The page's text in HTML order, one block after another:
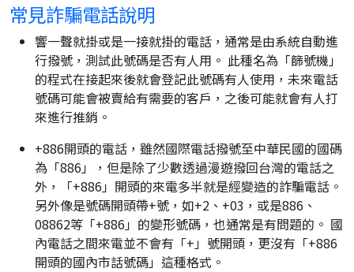
常見詐騙電話說明
響一聲就掛或是一接就掛的電話，通常是由系統自動進
行撥號，測試此號碼是否有人用。 此種名為「篩號機」
的程式在接起來後就會登記此號碼有人使用，未來電話
號碼可能會被賣給有需要的客戶，之後可能就會有人打
來進行推銷。
+886開頭的電話，雖然國際電話撥號至中華民國的國碼
為「886」，但是除了少數透過漫遊撥回台灣的電話之
外，「+886」開頭的來電多半就是經變造的詐騙電話。
另外像是號碼開頭帶+號，如+2、+03，或是886、
08862等「+886」的變形號碼，也通常是有問題的。 國
內電話之間來電並不會有「+」號開頭，更沒有「+886
開頭的國內市話號碼」這種格式。